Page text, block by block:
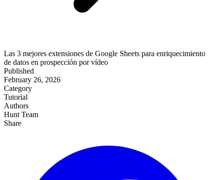
Las 3 mejores extensiones de Google Sheets para enriquecimiento
de datos en prospección por vídeo
Published
February 26, 2026
Category
Tutorial
Authors
Hunt Team
Share